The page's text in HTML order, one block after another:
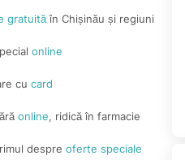
gratuităîn Chișinău și regiuni
online
cucard
online, ridică în farmacie
despreoferte speciale